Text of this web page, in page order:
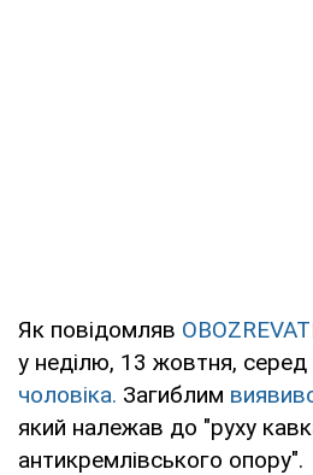
Як повідомляв
у неділю, 13 жовтня, серед
чоловіка. Загиблим
який належав до "руху
антикремлівського опору".